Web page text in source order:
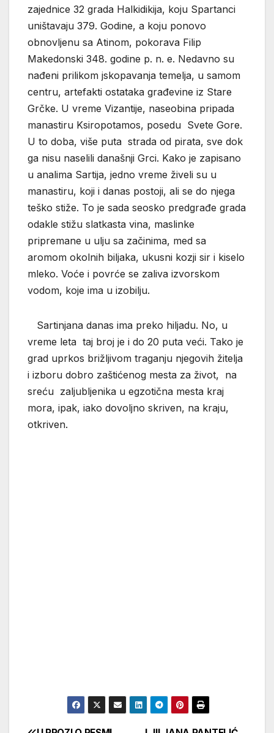
zajednice 32 grada Halkidikija, koju Spartanci
uništavaju 379. Godine, a koju ponovo
obnovljenu sa Atinom, pokorava Filip
Makedonski 348. godine p. n. e. Nedavno su
nađeni prilikom jskopavanja temelja, u samom
centru, artefakti ostataka građevine iz Stare
Grčke. U vreme Vizantije, naseobina pripada
manastiru Ksiropotamos, posedu Svete Gore.
U to doba, više puta strada od pirata, sve dok
ga nisu naselili današnji Grci. Kako je zapisano
u analima Sartija, jedno vreme živeli su u
manastiru, koji i danas postoji, ali se do njega
teško stiže. To je sada seosko predgrađe grada
odakle stižu slatkasta vina, maslinke
pripremane u ulju sa začinima, med sa
aromom okolnih biljaka, ukusni kozji sir i kiselo
mleko. Voće i povrće se zaliva izvorskom
vodom, koje ima u izobilju.
Sartinjana danas ima preko hiljadu. No, u
vreme leta taj broj je i do 20 puta veći. Tako je
grad uprkos brižljivom traganju njegovih žitelja
i izboru dobro zaštićenog mesta za život, na
sreću zaljubljenika u egzotična mesta kraj
mora, ipak, iako dovoljno skriven, na kraju,
otkriven.